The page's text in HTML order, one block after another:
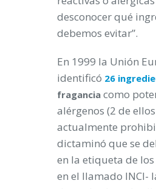
desconocer qué
debemos evitar”.
En 1999 la Unión
identificó 26
fragancia como
alérgenos (2 de ellos
actualmente
dictaminó que se
en la etiqueta de
en el llamado INCI-